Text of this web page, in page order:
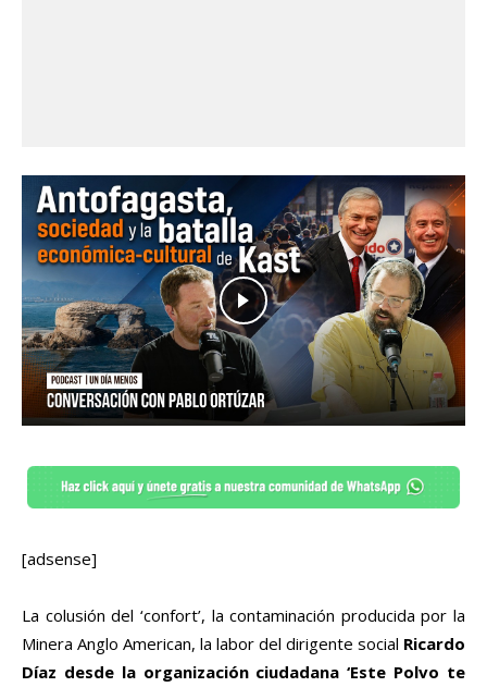
[adsense]
La colusión del ‘confort’, la contaminación producida por la
Minera Anglo American, la labor del dirigente social Ricardo
Díaz desde la organización ciudadana ‘Este Polvo te